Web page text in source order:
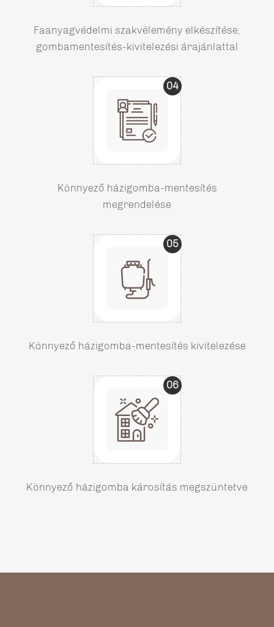
Faanyagvédelmi szakvélemény elkészítése,
gombamentesítés-kivitelezési árajánlattal
04
Könnyező házigomba-mentesítés
megrendelése
05
Könnyező házigomba-mentesítés kivitelezése
06
Könnyező házigomba károsítás megszüntetve